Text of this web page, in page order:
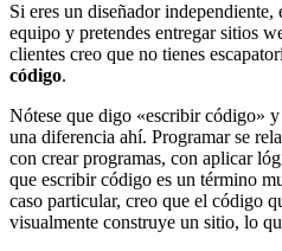
Si eres un diseñador
equipo y pretendes entregar sitios
clientes creo que no tienes
código.
Nótese que digo «escribir código»
una diferencia ahí. Programar se
con crear programas, con aplicar
que escribir código es un término
caso particular, creo que el código
visualmente construye un sitio, lo